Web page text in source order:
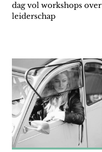
dag vol workshops over
leiderschap